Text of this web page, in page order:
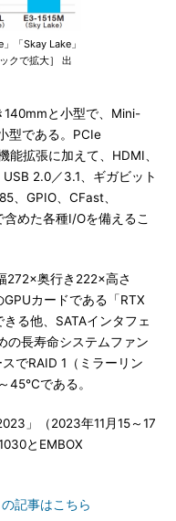
「Skay Lake」
クで拡大］ 出
と小型で、Mini-
型である。PCIe
能拡張に加えて、HDMI、
2.0／3.1、ギガビット
、GPIO、CFast、
めた各種I/Oを備えるこ
272×奥行き222×高さ
カードである「RTX
る他、SATAインタフェ
の長寿命システムファン
でRAID 1（ミラーリン
45℃である。
」（2023年11月15～17
とEMBOX
記事はこちら